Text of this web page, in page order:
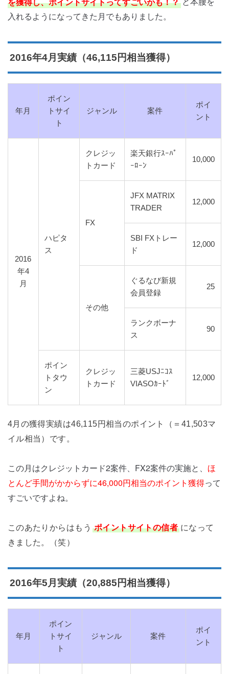
入れるようになってきた月でもありました。
2016年4月実績（46,115円相当獲得）
年月
ポイン
トサイ
ト
ジャンル 案件
ポイ
ント
2016
年4
月
ハピタ
ス
クレジッ
トカード
楽天銀行ｽｰﾊﾟ
ｰﾛｰﾝ
10,000
FX
JFX MATRIX
TRADER
12,000
SBI FXトレー
ド
12,000
その他
ぐるなび新規
会員登録
25
ランクボーナ
ス
90
ポイン
トタウ
ン
クレジッ
トカード
三菱USJﾆｺｽ
VIASOｶｰﾄﾞ
12,000
4月の獲得実績は46,115円相当のポイント（＝41,503マ
イル相当）です。
この月はクレジットカード2案件、FX2案件の実施と、 ほ
とんど手間がかからずに46,000円相当のポイント獲得って
すごいですよね。
このあたりからはもう ポイントサイトの信者 になって
きました。（笑）
2016年5月実績（20,885円相当獲得）
年月
ポイン
トサイ
ト
ジャンル 案件
ポイ
ント